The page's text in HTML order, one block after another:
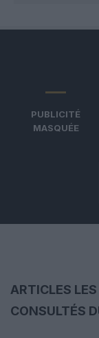
PUBLICITÉ
MASQUÉE
ARTICLES LES
CONSULTÉS